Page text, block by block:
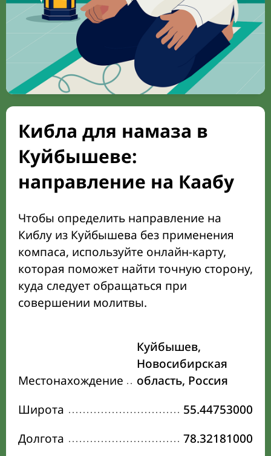
Кибла для намаза в
Куйбышеве:
направление на Каабу
Чтобы определить направление на
Киблу из Куйбышева без применения
компаса, используйте онлайн-карту,
которая поможет найти точную сторону,
куда следует обращаться при
совершении молитвы.
Местонахождение
Куйбышев,
Новосибирская
область, Россия
Широта
55.44753000
Долгота
78.32181000